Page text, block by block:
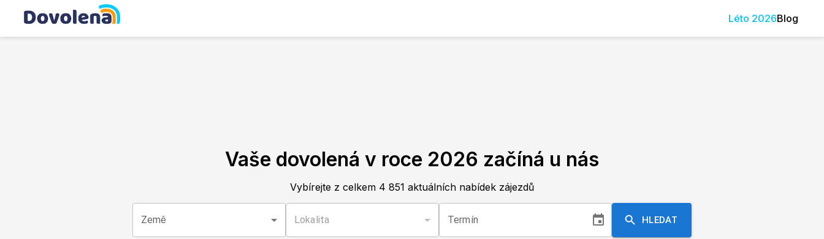
Léto 2026Blog
Vaše dovolená v roce 2026 začíná u nás
Vybírejte z celkem 4 851 aktuálních nabídek zájezdů
Země Lokalita Termín HLEDAT